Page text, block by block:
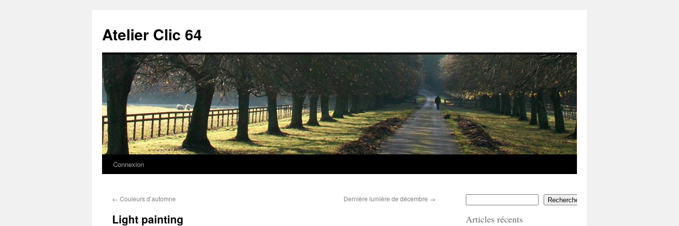
contenu
Atelier Clic 64
Connexion
← Couleurs d’automne Dernière lumière de décembre →
Light painting
Rechercher
Articles récents